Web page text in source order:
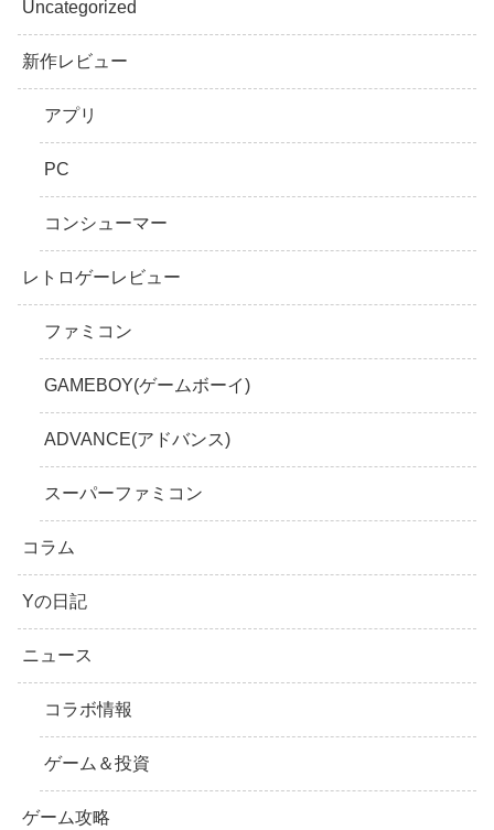
Uncategorized
新作レビュー
アプリ
PC
コンシューマー
レトロゲーレビュー
ファミコン
GAMEBOY(ゲームボーイ)
ADVANCE(アドバンス)
スーパーファミコン
コラム
Yの日記
ニュース
コラボ情報
ゲーム＆投資
ゲーム攻略